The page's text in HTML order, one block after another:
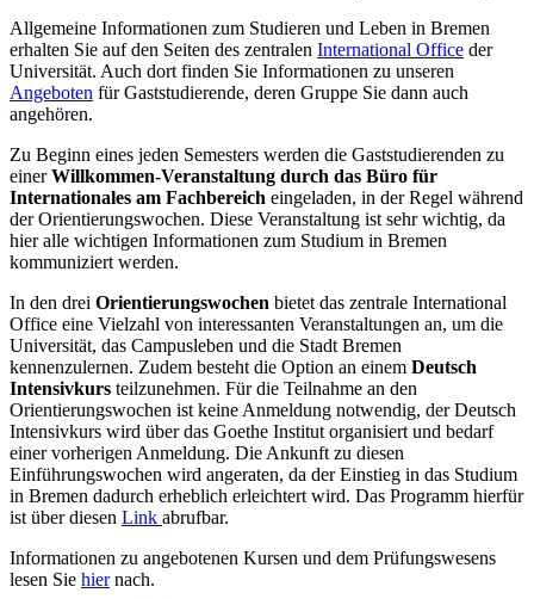
Allgemeine Informationen zum Studieren und Leben in Bremen
erhalten Sie auf den Seiten des zentralen International Office der
Universität. Auch dort finden Sie Informationen zu unseren
Angeboten für Gaststudierende, deren Gruppe Sie dann auch
angehören.
Zu Beginn eines jeden Semesters werden die Gaststudierenden zu
einerWillkommen-Veranstaltung durch das Büro für
Internationales am Fachbereich eingeladen, in der Regel während
der Orientierungswochen. Diese Veranstaltung ist sehr wichtig, da
hier alle wichtigen Informationen zum Studium in Bremen
kommuniziert werden.
In den drei Orientierungswochen bietet das zentrale International
Office eine Vielzahl von interessanten Veranstaltungen an, um die
Universität, das Campusleben und die Stadt Bremen
kennenzulernen. Zudem besteht die Option an einem Deutsch
Intensivkurs teilzunehmen. Für die Teilnahme an den
Orientierungswochen ist keine Anmeldung notwendig, der Deutsch
Intensivkurs wird über das Goethe Institut organisiert und bedarf
einer vorherigen Anmeldung. Die Ankunft zu diesen
Einführungswochen wird angeraten, da der Einstieg in das Studium
in Bremen dadurch erheblich erleichtert wird. Das Programm hierfür
ist über diesen Link abrufbar.
Informationen zu angebotenen Kursen und dem Prüfungswesens
lesen Sie hiernach.